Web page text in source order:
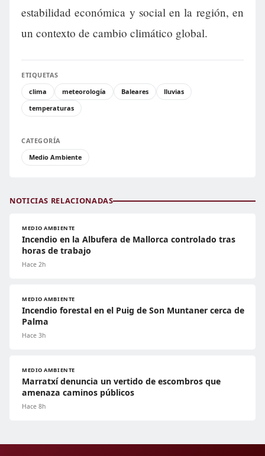
estabilidad económica y social en la región, en
un contexto de cambio climático global.
ETIQUETAS
clima
meteorología Baleares
lluvias
temperaturas
CATEGORÍA
Medio Ambiente
NOTICIAS RELACIONADAS
MEDIO AMBIENTE
Incendio en la Albufera de Mallorca controlado tras
horas de trabajo
Hace 2h
MEDIO AMBIENTE
Incendio forestal en el Puig de Son Muntaner cerca de
Palma
Hace 3h
MEDIO AMBIENTE
Marratxí denuncia un vertido de escombros que
amenaza caminos públicos
Hace 8h